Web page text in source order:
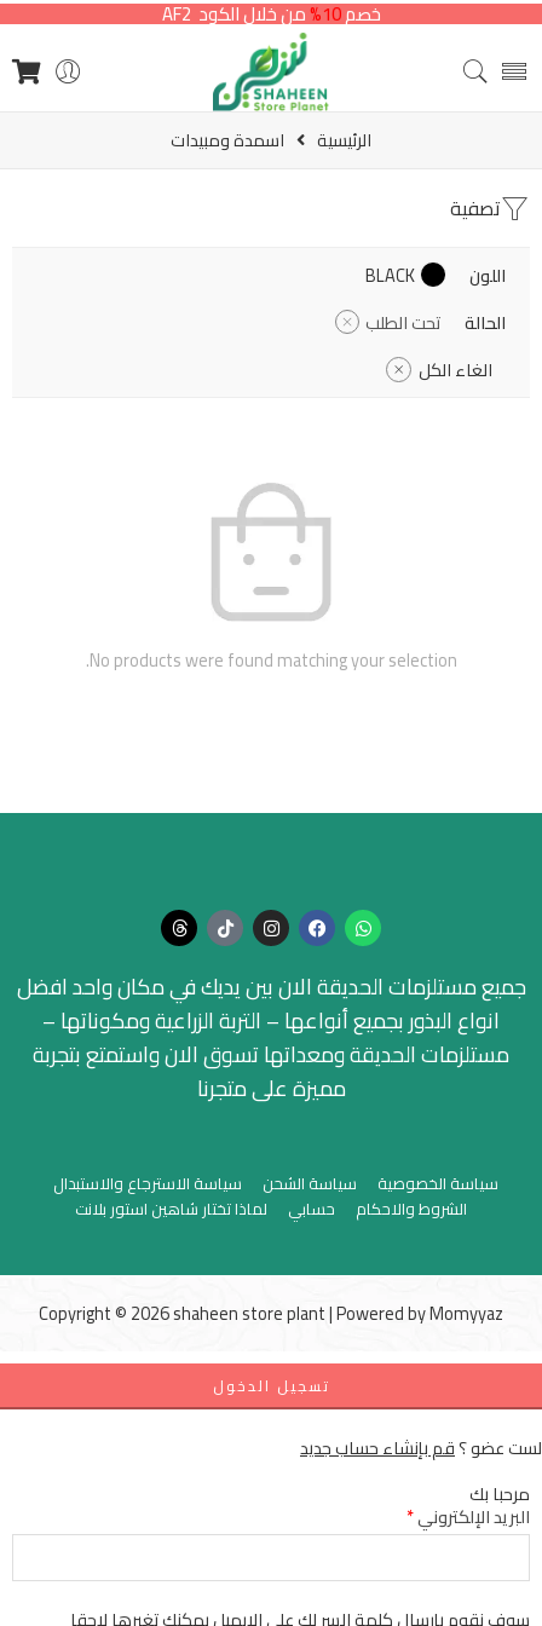
خصم10% من خلال الكود AF2
الرئيسية اسمدة ومبيدات
تصفية
اللون
BLACK
الحالة
تحت الطلب
الغاء الكل
No products were found matching your selection.
جميع مستلزمات الحديقة الان بين يديك في مكان واحد افضل
انواع البذور بجميع أنواعها – التربة الزراعية ومكوناتها –
مستلزمات الحديقة ومعداتها تسوق الان واستمتع بتجربة
مميزة على متجرنا
سياسة الخصوصية سياسة الشحن
سياسة الاسترجاع والاستبدال
الشروط والاحكام
حسابي لماذا تختار شاهين استور بلانت
Copyright © 2026 shaheen store plant | Powered byMomyyaz
تسجيل الدخول
لست عضو ؟قم بإنشاء حساب جديد
مرحبا بك
البريد الإلكتروني*